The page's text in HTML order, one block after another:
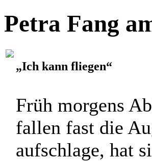
Petra Fang
„Ich kann fliegen“
Früh morgens
fallen fast die
aufschlage, hat